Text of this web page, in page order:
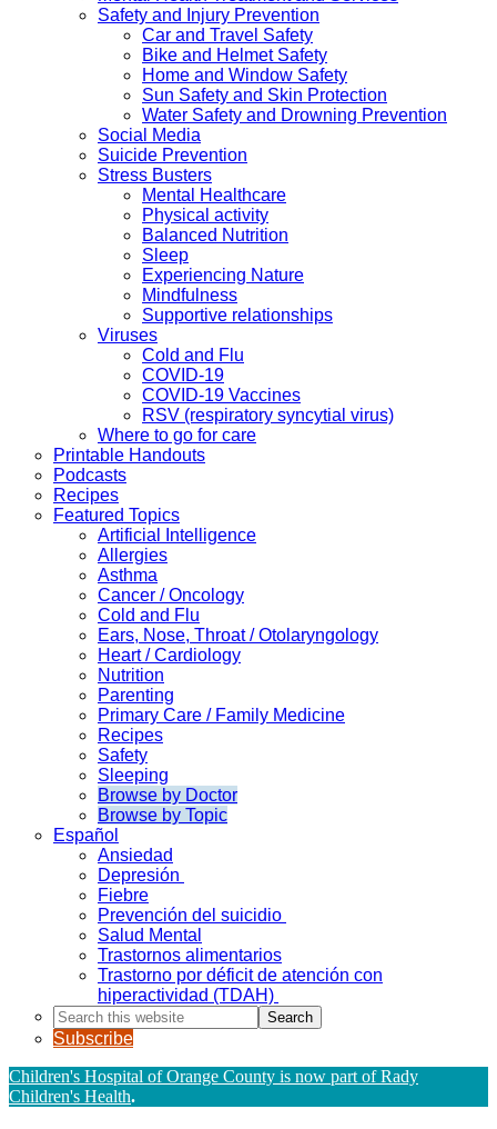
Safety and Injury Prevention
Car and Travel Safety
Bike and Helmet Safety
Home and Window Safety
Sun Safety and Skin Protection
Water Safety and Drowning Prevention
Social Media
Suicide Prevention
Stress Busters
Mental Healthcare
Physical activity
Balanced Nutrition
Sleep
Experiencing Nature
Mindfulness
Supportive relationships
Viruses
Cold and Flu
COVID-19
COVID-19 Vaccines
RSV (respiratory syncytial virus)
Where to go for care
Printable Handouts
Podcasts
Recipes
Featured Topics
Artificial Intelligence
Allergies
Asthma
Cancer / Oncology
Cold and Flu
Ears, Nose, Throat / Otolaryngology
Heart / Cardiology
Nutrition
Parenting
Primary Care / Family Medicine
Recipes
Safety
Sleeping
Browse by Doctor
Browse by Topic
Español
Ansiedad
Depresión
Fiebre
Prevención del suicidio
Salud Mental
Trastornos alimentarios
Trastorno por déficit de atención con
hiperactividad (TDAH)
Search
this
website
Subscribe
Children's Hospital of Orange County is now part of Rady
Children's Health.